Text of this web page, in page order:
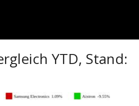
YTD, Stand: